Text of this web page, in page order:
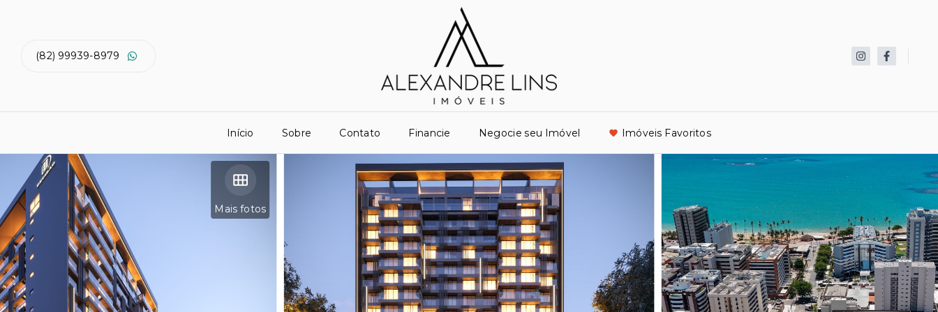
(82) 99939-8979
Início Sobre Contato Financie Negocie seu Imóvel Imóveis Favoritos
Mais fotos